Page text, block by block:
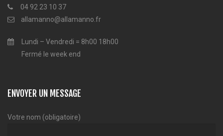
04 92 23 10 37
allamanno@allamanno.fr
Lundi – Vendredi = 8h00 18h00
Fermé le week end
ENVOYER UN MESSAGE
Votre nom (obligatoire)